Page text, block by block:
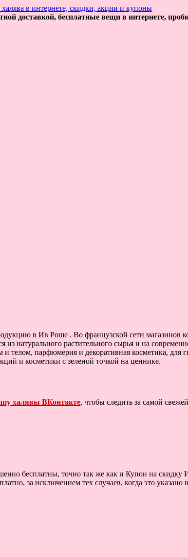
доставкой, бесплатные вещи в интернете,
в Ив Роше . Во французской сети магазинов
из натурального растительного сырья и на
телом, парфюмерия и декоративная косметика, для
и косметики с зеленой точкой на ценнике.
халявы ВКонтакте, чтобы следить за самой
бесплатны, точно так же как и Купон на
за исключением тех случаев, когда это указано